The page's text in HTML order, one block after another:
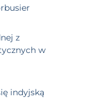
z
w
indyjską